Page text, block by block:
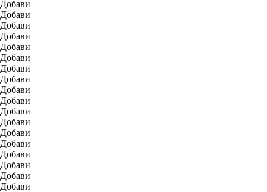
Добави
Добави
Добави
Добави
Добави
Добави
Добави
Добави
Добави
Добави
Добави
Добави
Добави
Добави
Добави
Добави
Добави
Добави